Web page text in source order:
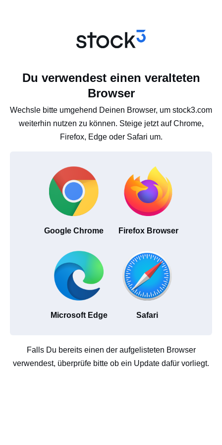
Du verwendest einen veralteten
Browser
Wechsle bitte umgehend Deinen Browser, um stock3.com
weiterhin nutzen zu können. Steige jetzt auf Chrome,
Firefox, Edge oder Safari um.
Google Chrome Firefox Browser
Microsoft Edge Safari
Falls Du bereits einen der aufgelisteten Browser
verwendest, überprüfe bitte ob ein Update dafür vorliegt.